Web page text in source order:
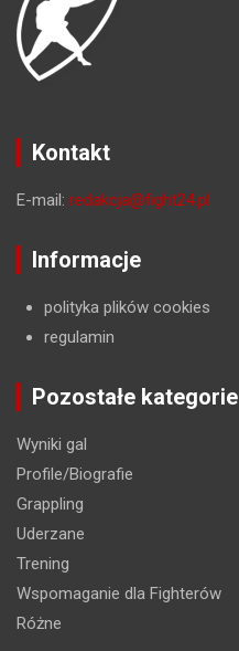
Kontakt
E-mail: redakcja@fight24.pl
Informacje
polityka plików cookies
regulamin
Pozostałe kategorie
Wyniki gal
Profile/Biografie
Grappling
Uderzane
Trening
Wspomaganie dla Fighterów
Różne